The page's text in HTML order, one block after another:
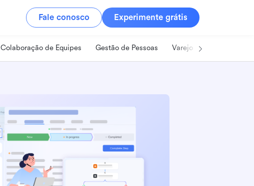
Fale conosco Experimente grátis
Colaboração de Equipes Gestão de Pessoas Varejo